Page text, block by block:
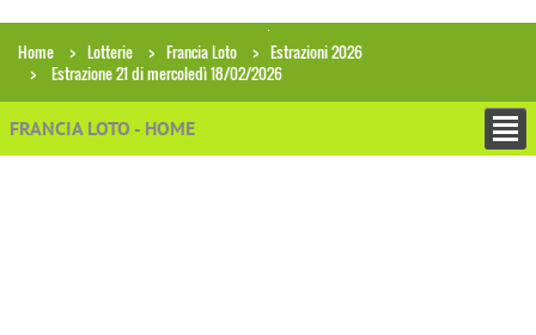
Home Lotterie Francia Loto
Estrazioni 2026
Estrazione 21 di mercoledì 18/02/2026
FRANCIA LOTO - HOME